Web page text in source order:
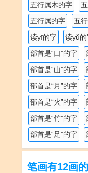
五行属木的字
五行属的字
五
读yī的字
读yǔ
部首是“口”的字
部首是“山”的字
部首是“月”的字
部首是“火”的字
部首是“竹”的字
部首是“足”的字
笔画有12画